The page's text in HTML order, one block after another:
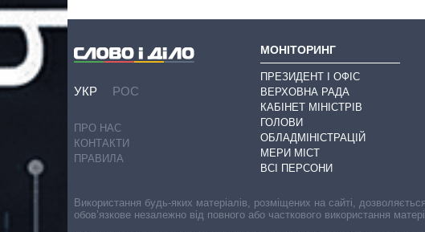
УКР РОС
ПРО НАС
КОНТАКТИ
ПРАВИЛА
МОНІТОРИНГ
ПРЕЗИДЕНТ І ОФІС
ВЕРХОВНА РАДА
КАБІНЕТ МІНІСТРІВ
ГОЛОВИ
ОБЛАДМІНІСТРАЦІЙ
МЕРИ МІСТ
ВСІ ПЕРСОНИ
Використання будь-яких матеріалів, розміщених на сайті,
обов’язкове незалежно від повного або часткового використання